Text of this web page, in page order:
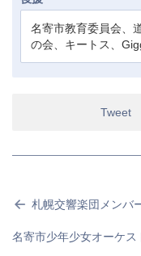
名寄市教育委員会、
の会、キートス、
Tweet
札幌交響楽団メンバ
名寄市少年少女オーケ